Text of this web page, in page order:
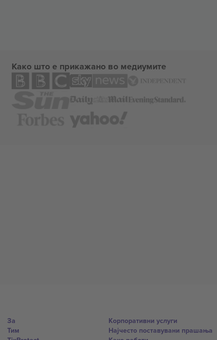
Како што е прикажано во медиумите
За
Тим
Корпоративни услуги
Најчесто поставувани прашања